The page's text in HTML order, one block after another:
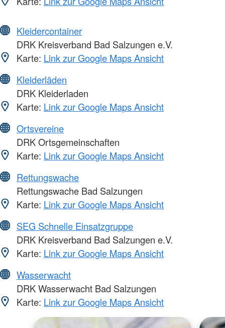
Kleidercontainer
DRK Kreisverband Bad Salzungen e.V.
Karte: Link zur Google Maps Ansicht
Kleiderläden
DRK Kleiderladen
Karte: Link zur Google Maps Ansicht
Ortsvereine
DRK Ortsgemeinschaften
Karte: Link zur Google Maps Ansicht
Rettungswache
Rettungswache Bad Salzungen
Karte: Link zur Google Maps Ansicht
SEG Schnelle Einsatzgruppe
DRK Kreisverband Bad Salzungen e.V.
Karte: Link zur Google Maps Ansicht
Wasserwacht
DRK Wasserwacht Bad Salzungen
Karte: Link zur Google Maps Ansicht